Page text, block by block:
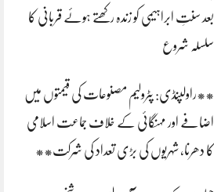
بعد سنتِ ابراہیمی کو زندہ رکھتے ہوئے قربانی کا
سلسلہ شروع
**راولپنڈی: پٹرولیم مصنوعات کی قیمتوں میں
اضافے اور مہنگائی کے خلاف جماعت اسلامی
کا دھرنا، شہریوں کی بڑی تعداد کی شرکت**